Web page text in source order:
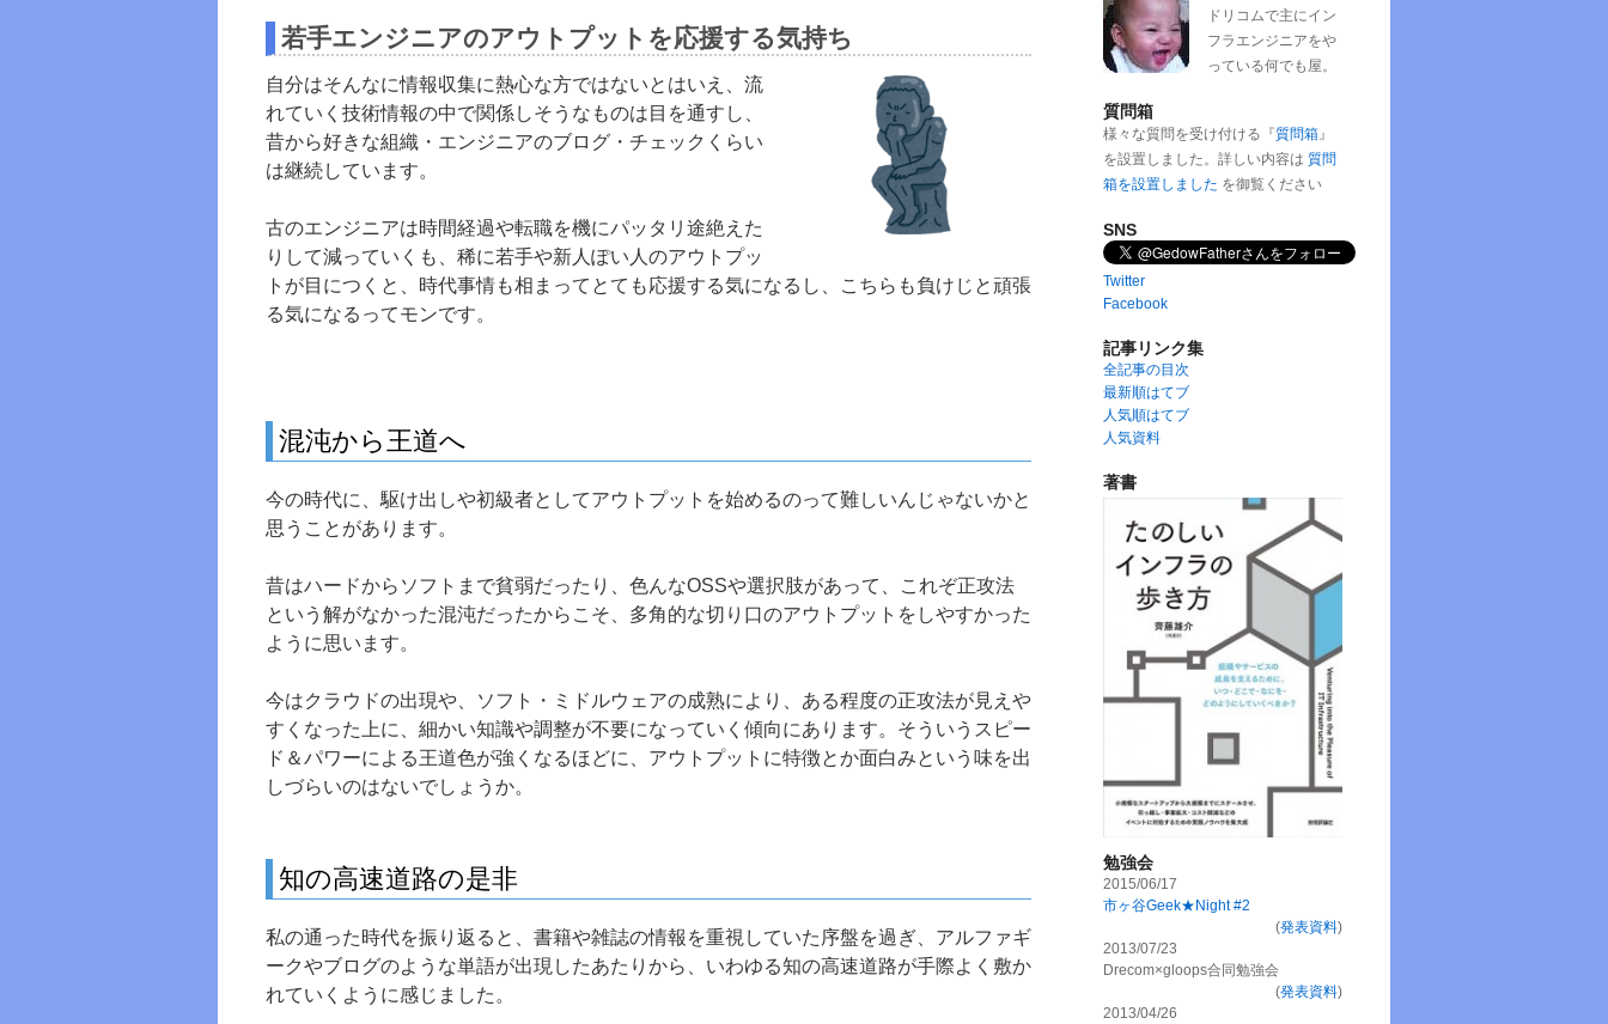
若手エンジニアのアウトプットを応援する気持ち
自分はそんなに情報収集に熱心な方ではないとはいえ、流
れていく技術情報の中で関係しそうなものは目を通すし、
昔から好きな組織・エンジニアのブログ・チェックくらい
は継続しています。
古のエンジニアは時間経過や転職を機にパッタリ途絶えた
りして減っていくも、稀に若手や新人ぽい人のアウトプッ
トが目につくと、時代事情も相まってとても応援する気になるし、こちらも負けじと頑張
る気になるってモンです。
混沌から王道へ
今の時代に、駆け出しや初級者としてアウトプットを始めるのって難しいんじゃないかと
思うことがあります。
昔はハードからソフトまで貧弱だったり、色んなOSSや選択肢があって、これぞ正攻法
という解がなかった混沌だったからこそ、多角的な切り口のアウトプットをしやすかった
ように思います。
今はクラウドの出現や、ソフト・ミドルウェアの成熟により、ある程度の正攻法が見えや
すくなった上に、細かい知識や調整が不要になっていく傾向にあります。そういうスピー
ド＆パワーによる王道色が強くなるほどに、アウトプットに特徴とか面白みという味を出
しづらいのはないでしょうか。
知の高速道路の是非
私の通った時代を振り返ると、書籍や雑誌の情報を重視していた序盤を過ぎ、アルファギ
ークやブログのような単語が出現したあたりから、いわゆる知の高速道路が手際よく敷か
れていくように感じました。
ドリコムで主にイン
フラエンジニアをや
っている何でも屋。
質問箱
様々な質問を受け付ける『質問箱』
を設置しました。詳しい内容は 質問
箱を設置しました を御覧ください
SNS
Twitter
Facebook
記事リンク集
全記事の目次
最新順はてブ
人気順はてブ
人気資料
著書
勉強会
2015/06/17
市ヶ谷Geek★Night #2
(発表資料)
2013/07/23
Drecom×gloops合同勉強会
(発表資料)
2013/04/26